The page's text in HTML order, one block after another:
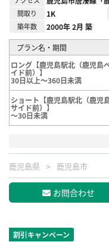
間取り 1K
築年数 2000年 2月 築
プラン名・期間
ロング【鹿児島駅北（鹿児島
イド前）】
30日以上～360日未満
ショート【鹿児島駅北（鹿児
サイド前）】
～30日未満
鹿児島県 鹿児島市
お問合わせ
割引キャンペーン